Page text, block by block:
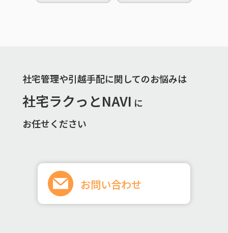
社宅管理や引越手配に関してのお悩みは
社宅ラクっとNAVI に
お任せください
お問い合わせ